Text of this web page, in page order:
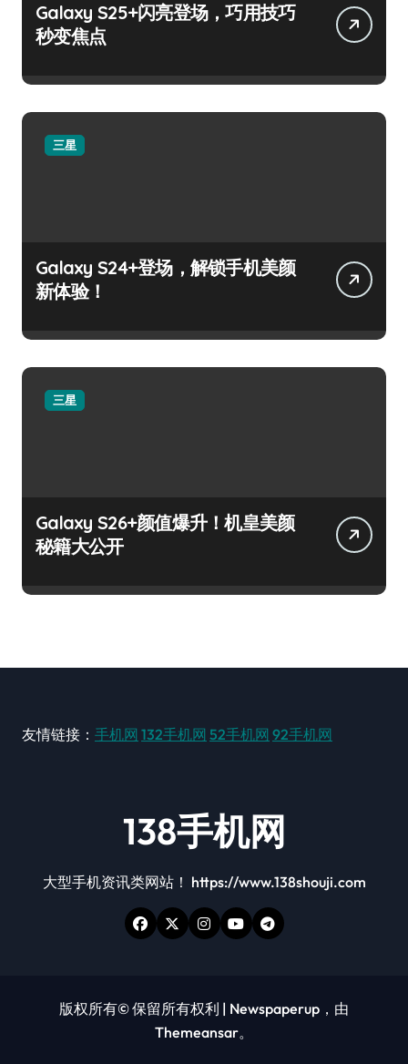
Galaxy S25+闪亮登场，巧用技巧
秒变焦点
三星
Galaxy S24+登场，解锁手机美颜
新体验！
三星
Galaxy S26+颜值爆升！机皇美颜
秘籍大公开
友情链接： 手机网 132手机网 52手机网 92手机网
138手机网
大型手机资讯类网站！ https://www.138shouji.com
版权所有© 保留所有权利 | Newspaperup ，由
Themeansar。